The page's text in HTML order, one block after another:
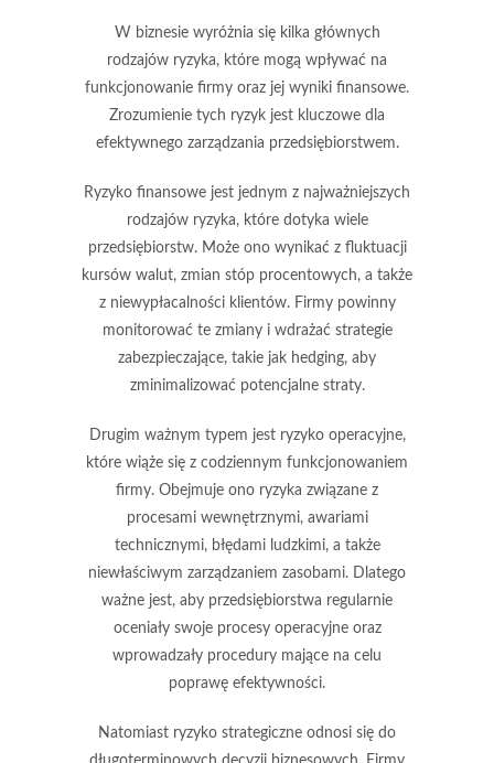
W biznesie wyróżnia się kilka głównych
rodzajów ryzyka, które mogą wpływać na
funkcjonowanie firmy oraz jej wyniki finansowe.
Zrozumienie tych ryzyk jest kluczowe dla
efektywnego zarządzania przedsiębiorstwem.
Ryzyko finansowe jest jednym z najważniejszych
rodzajów ryzyka, które dotyka wiele
przedsiębiorstw. Może ono wynikać z fluktuacji
kursów walut, zmian stóp procentowych, a także
z niewypłacalności klientów. Firmy powinny
monitorować te zmiany i wdrażać strategie
zabezpieczające, takie jak hedging, aby
zminimalizować potencjalne straty.
Drugim ważnym typem jest ryzyko operacyjne,
które wiąże się z codziennym funkcjonowaniem
firmy. Obejmuje ono ryzyka związane z
procesami wewnętrznymi, awariami
technicznymi, błędami ludzkimi, a także
niewłaściwym zarządzaniem zasobami. Dlatego
ważne jest, aby przedsiębiorstwa regularnie
oceniały swoje procesy operacyjne oraz
wprowadzały procedury mające na celu
poprawę efektywności.
Natomiast ryzyko strategiczne odnosi się do